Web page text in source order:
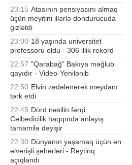
23:15 Atasının pensiyasını almaq
üçün meyitini illərlə dondurucuda
gizlətdi
23:00 18 yaşında universitet
professoru oldu - 306 illik rekord
22:57 "Qarabağ" Bakıya məğlub
qayıdır - Video-Yenilənib
22:50 Elvin zədələnərək meydanı
tərk etdi
22:45 Dörd nəsilin fərqi:
Cəlbedicilik haqqında anlayış
tamamilə dəyişir
22:30 Dünyanın yaşamaq üçün ən
əlverişli şəhərləri - Reytinq
açıqlandı